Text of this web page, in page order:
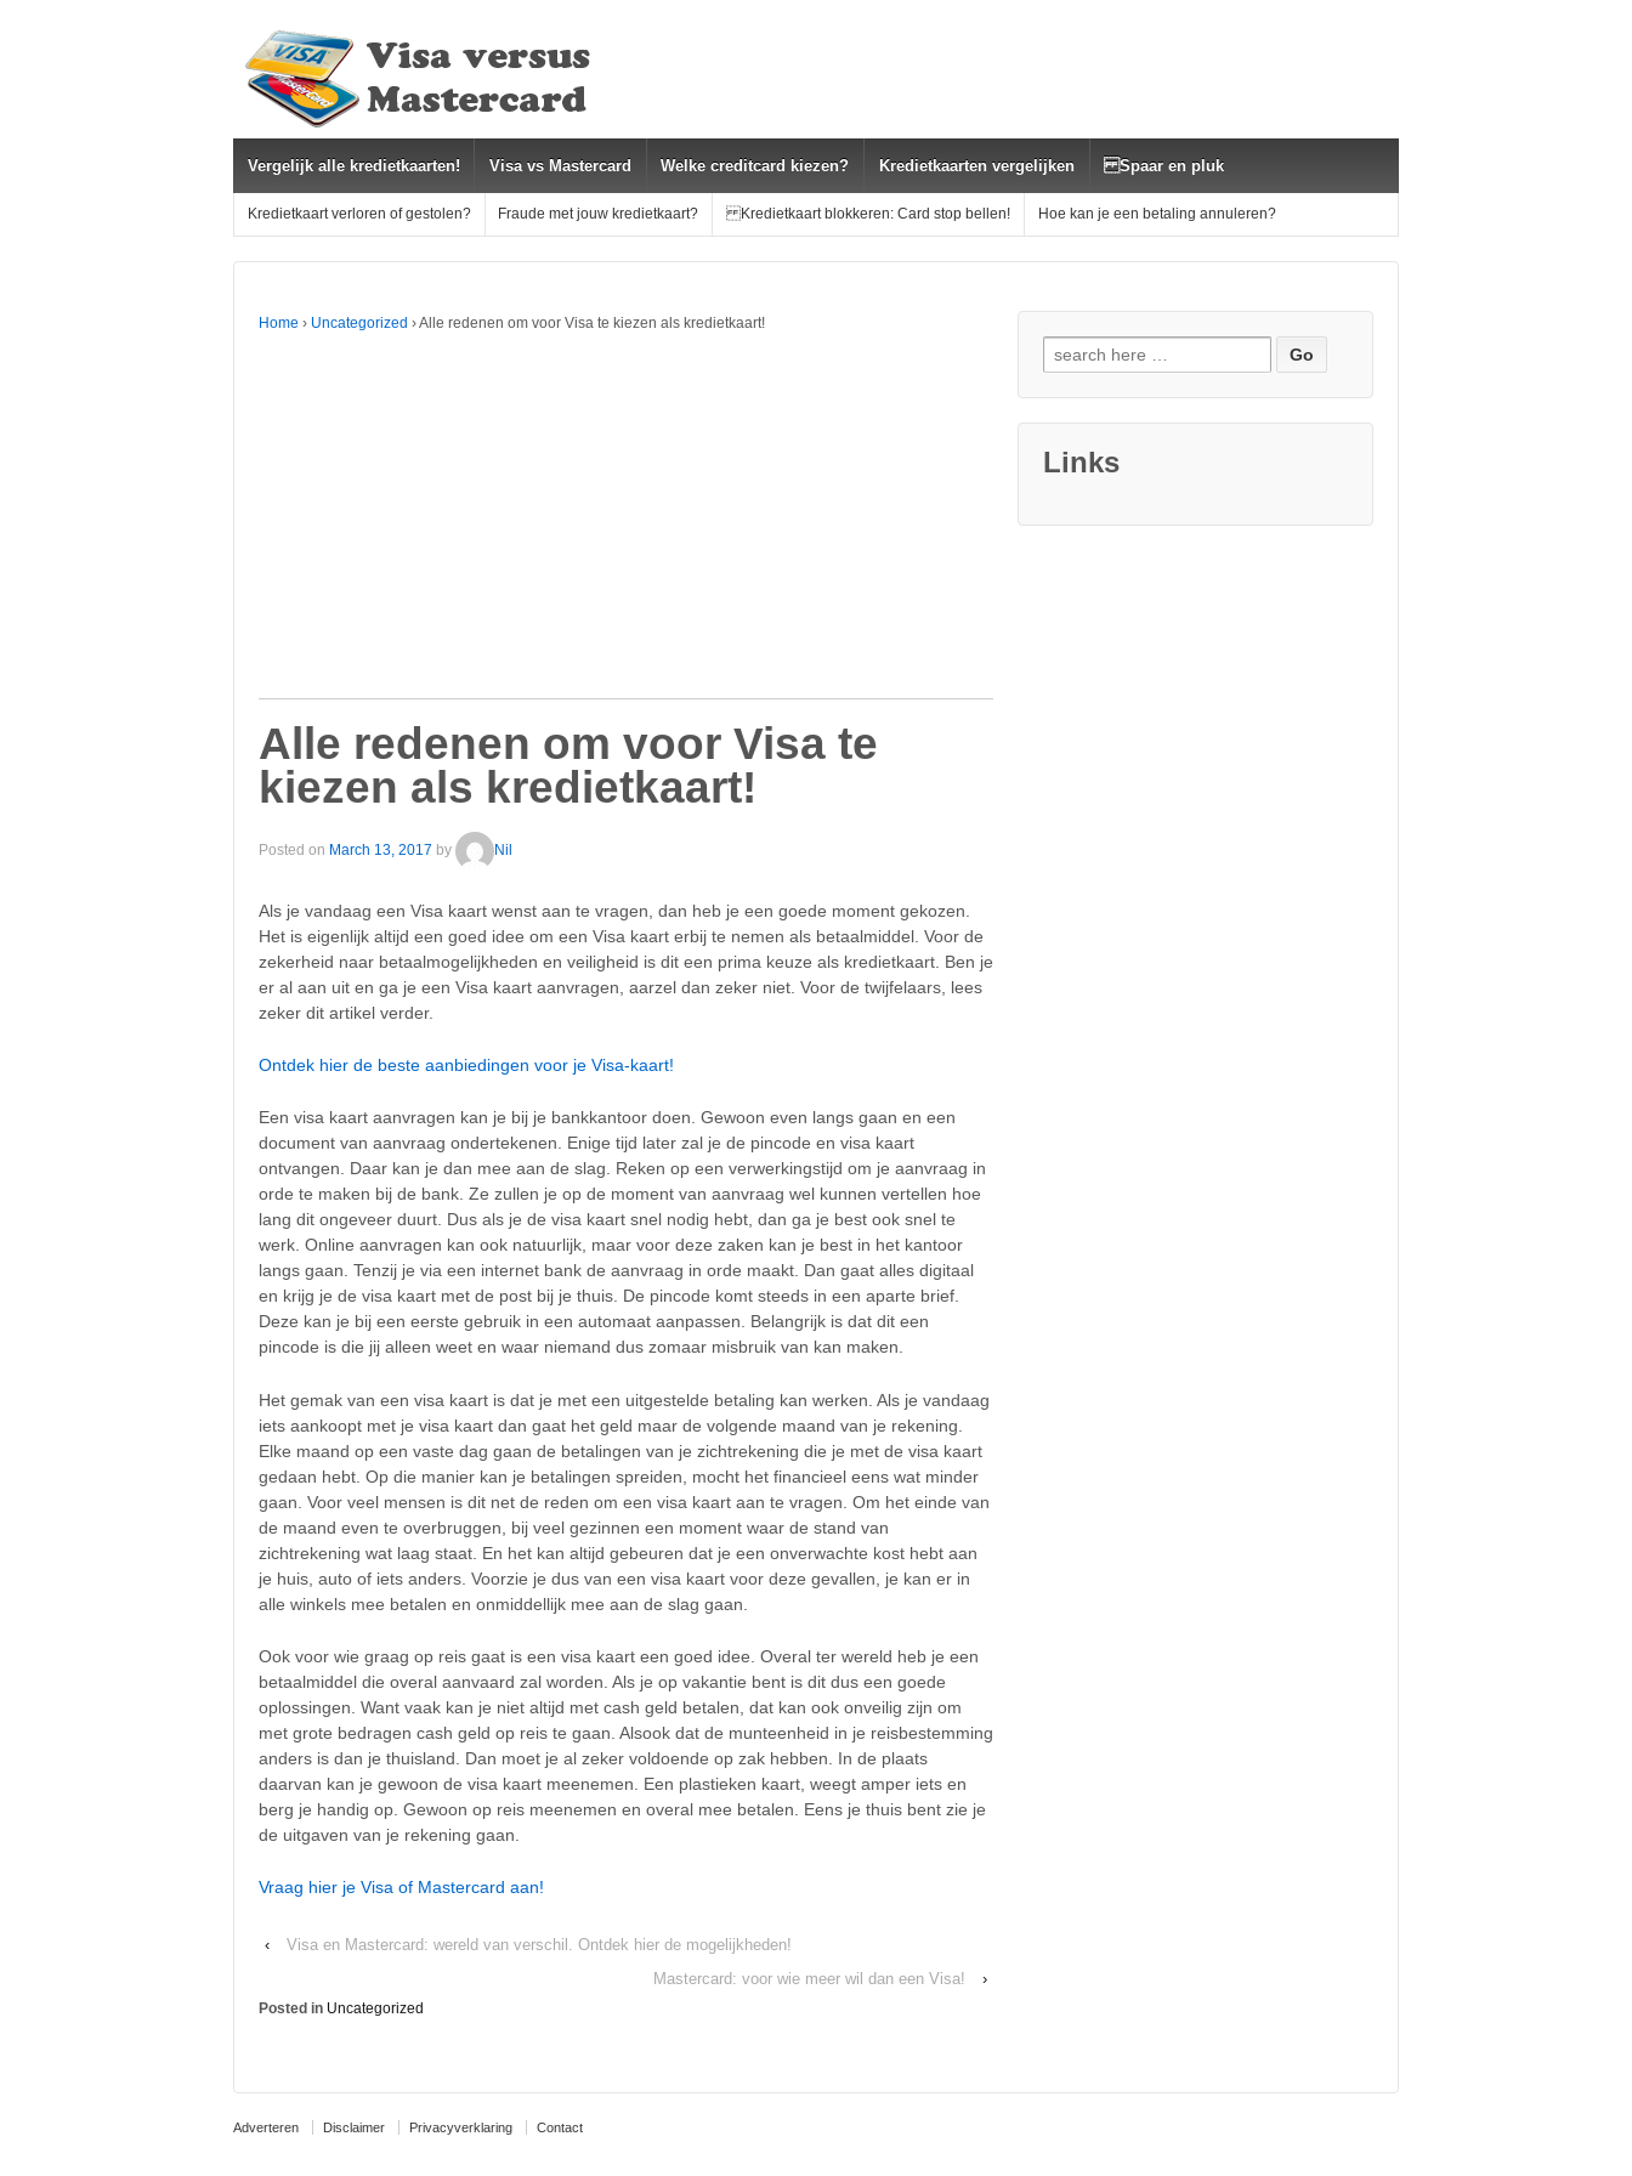
Vergelijk alle kredietkaarten! Visa vs Mastercard Welke creditcard kiezen? Kredietkaarten vergelijken Spaar en pluk
Kredietkaart verloren of gestolen? Fraude met jouw kredietkaart? Kredietkaart blokkeren: Card stop bellen! Hoe kan je een betaling annuleren?
Home › Uncategorized ›Alle redenen om voor Visa te kiezen als kredietkaart!
Alle redenen om voor Visa te
kiezen als kredietkaart!
Posted on March 13, 2017 by Nil
Als je vandaag een Visa kaart wenst aan te vragen, dan heb je een goede moment gekozen.
Het is eigenlijk altijd een goed idee om een Visa kaart erbij te nemen als betaalmiddel. Voor de
zekerheid naar betaalmogelijkheden en veiligheid is dit een prima keuze als kredietkaart. Ben je
er al aan uit en ga je een Visa kaart aanvragen, aarzel dan zeker niet. Voor de twijfelaars, lees
zeker dit artikel verder.
Ontdek hier de beste aanbiedingen voor je Visa-kaart!
Een visa kaart aanvragen kan je bij je bankkantoor doen. Gewoon even langs gaan en een
document van aanvraag ondertekenen. Enige tijd later zal je de pincode en visa kaart
ontvangen. Daar kan je dan mee aan de slag. Reken op een verwerkingstijd om je aanvraag in
orde te maken bij de bank. Ze zullen je op de moment van aanvraag wel kunnen vertellen hoe
lang dit ongeveer duurt. Dus als je de visa kaart snel nodig hebt, dan ga je best ook snel te
werk. Online aanvragen kan ook natuurlijk, maar voor deze zaken kan je best in het kantoor
langs gaan. Tenzij je via een internet bank de aanvraag in orde maakt. Dan gaat alles digitaal
en krijg je de visa kaart met de post bij je thuis. De pincode komt steeds in een aparte brief.
Deze kan je bij een eerste gebruik in een automaat aanpassen. Belangrijk is dat dit een
pincode is die jij alleen weet en waar niemand dus zomaar misbruik van kan maken.
Het gemak van een visa kaart is dat je met een uitgestelde betaling kan werken. Als je vandaag
iets aankoopt met je visa kaart dan gaat het geld maar de volgende maand van je rekening.
Elke maand op een vaste dag gaan de betalingen van je zichtrekening die je met de visa kaart
gedaan hebt. Op die manier kan je betalingen spreiden, mocht het financieel eens wat minder
gaan. Voor veel mensen is dit net de reden om een visa kaart aan te vragen. Om het einde van
de maand even te overbruggen, bij veel gezinnen een moment waar de stand van
zichtrekening wat laag staat. En het kan altijd gebeuren dat je een onverwachte kost hebt aan
je huis, auto of iets anders. Voorzie je dus van een visa kaart voor deze gevallen, je kan er in
alle winkels mee betalen en onmiddellijk mee aan de slag gaan.
Ook voor wie graag op reis gaat is een visa kaart een goed idee. Overal ter wereld heb je een
betaalmiddel die overal aanvaard zal worden. Als je op vakantie bent is dit dus een goede
oplossingen. Want vaak kan je niet altijd met cash geld betalen, dat kan ook onveilig zijn om
met grote bedragen cash geld op reis te gaan. Alsook dat de munteenheid in je reisbestemming
anders is dan je thuisland. Dan moet je al zeker voldoende op zak hebben. In de plaats
daarvan kan je gewoon de visa kaart meenemen. Een plastieken kaart, weegt amper iets en
berg je handig op. Gewoon op reis meenemen en overal mee betalen. Eens je thuis bent zie je
de uitgaven van je rekening gaan.
Vraag hier je Visa of Mastercard aan!
‹
Visa en Mastercard: wereld van verschil. Ontdek hier de mogelijkheden!
Mastercard: voor wie meer wil dan een Visa!
›
Posted in Uncategorized
Search for:
Links
Adverteren Disclaimer Privacyverklaring Contact